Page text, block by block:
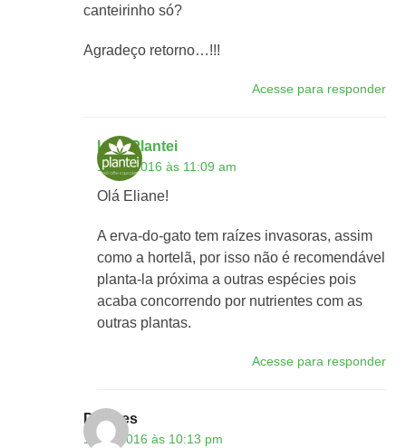
canteirinho só?
Agradeço retorno…!!!
Acesse para responder
Loja Plantei
17/03/2016 às 11:09 am
Olá Eliane!
A erva-do-gato tem raízes invasoras, assim
como a hortelã, por isso não é recomendável
planta-la próxima a outras espécies pois
acaba concorrendo por nutrientes com as
outras plantas.
Acesse para responder
Dolores
11/03/2016 às 10:13 pm